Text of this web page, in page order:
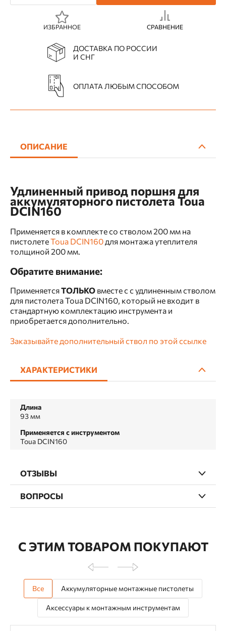
ИЗБРАННОЕ СРАВНЕНИЕ
ДОСТАВКА ПО РОССИИ
И СНГ
ОПЛАТА ЛЮБЫМ СПОСОБОМ
ОПИСАНИЕ
Удлиненный привод поршня для
аккумуляторного пистолета Toua
DCIN160
Применяется в комплекте со стволом 200 мм на
пистолетеToua DCIN160 для монтажа утеплителя
толщиной 200 мм.
Обратите внимание:
ПрименяетсяТОЛЬКО вместе с с удлиненным стволом
для пистолета Toua DCIN160, который не входит в
стандартную комплектацию инструмента и
приобретается дополнительно.
Заказывайте дополнительный ствол по этой ссылке
ХАРАКТЕРИСТИКИ
Длина
93 мм
Применяется с инструментом
Toua DCIN160
ОТЗЫВЫ
ВОПРОСЫ
С ЭТИМ ТОВАРОМ ПОКУПАЮТ
Все Аккумуляторные монтажные пистолеты
Аксессуары к монтажным инструментам